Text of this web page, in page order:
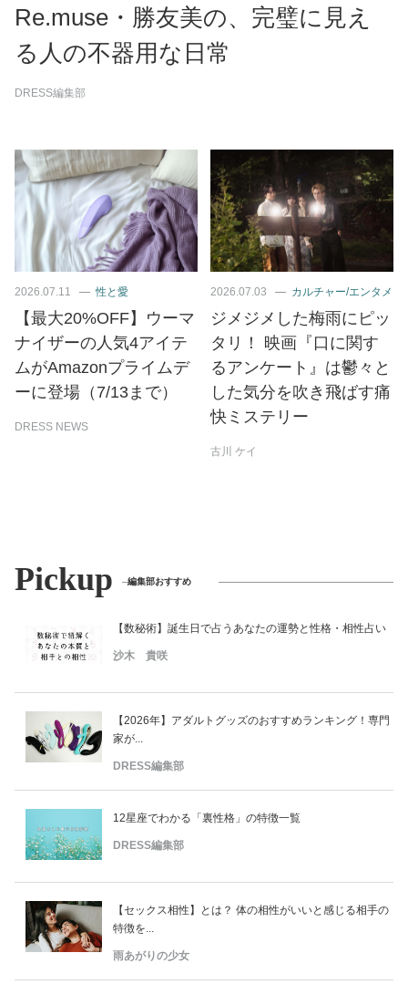
Re.muse・勝友美の、完璧に見え
る人の不器用な日常
DRESS編集部
2026.07.11 性と愛
【最大20%OFF】ウーマ
ナイザーの人気4アイテ
ムがAmazonプライムデ
ーに登場（7/13まで）
DRESS NEWS
2026.07.03 カルチャー/エンタメ
ジメジメした梅雨にピッ
タリ！ 映画『口に関す
るアンケート』は鬱々と
した気分を吹き飛ばす痛
快ミステリー
古川 ケイ
Pickup 編集部おすすめ
【数秘術】誕生日で占うあなたの運勢と性格・相性占い
沙木 貴咲
【2026年】アダルトグッズのおすすめランキング！専門
家が...
DRESS編集部
12星座でわかる「裏性格」の特徴一覧
DRESS編集部
【セックス相性】とは？ 体の相性がいいと感じる相手の
特徴を...
雨あがりの少女